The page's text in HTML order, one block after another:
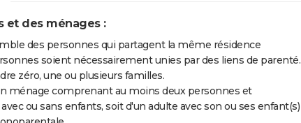
et des ménages :
des personnes qui partagent la même résidence
soient nécessairement unies par des liens de parenté.
zéro, une ou plusieurs familles.
ménage comprenant au moins deux personnes et
ou sans enfants, soit d'un adulte avec son ou ses enfant(s)